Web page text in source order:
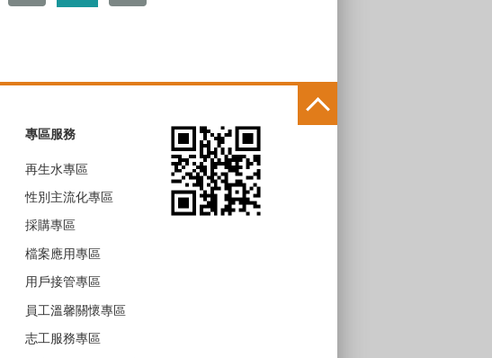
專區服務
再生水專區
性別主流化專區
採購專區
檔案應用專區
用戶接管專區
員工溫馨關懷專區
志工服務專區